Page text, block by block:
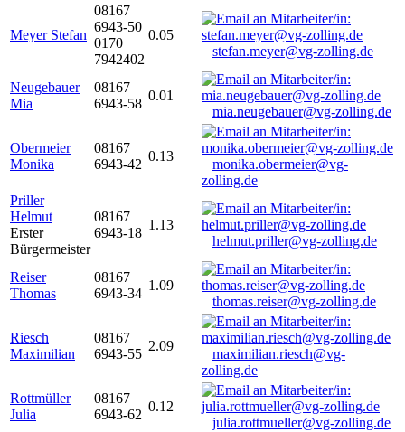
Meyer Stefan
08167
6943-50
0170
7942402
0.05
stefan.meyer@vg-zolling.de
Neugebauer
Mia
08167
6943-58
0.01
mia.neugebauer@vg-zolling.de
Obermeier
Monika
08167
6943-42
0.13
monika.obermeier@vg-
zolling.de
Priller
Helmut
Erster
Bürgermeister
08167
6943-18
1.13
helmut.priller@vg-zolling.de
Reiser
Thomas
08167
6943-34
1.09
thomas.reiser@vg-zolling.de
Riesch
Maximilian
08167
6943-55
2.09
maximilian.riesch@vg-
zolling.de
Rottmüller
Julia
08167
6943-62
0.12
julia.rottmueller@vg-zolling.de